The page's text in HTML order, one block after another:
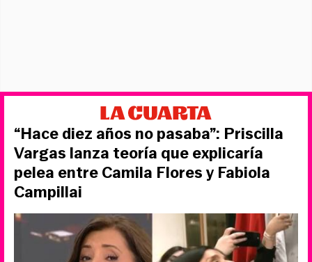
“Hace diez años no pasaba”: Priscilla
Vargas lanza teoría que explicaría
pelea entre Camila Flores y Fabiola
Campillai